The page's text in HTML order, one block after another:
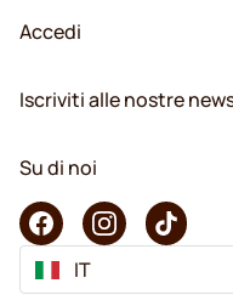
Accedi
Iscriviti alle nostre
Su di noi
IT